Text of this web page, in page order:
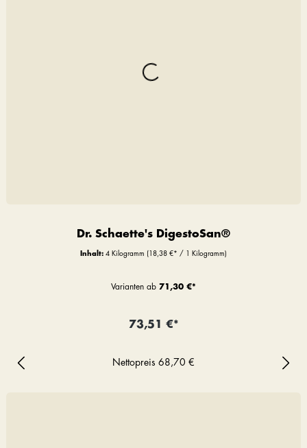
Dr. Schaette's DigestoSan®
Inhalt: 4 Kilogramm (18,38 €* / 1 Kilogramm)
Varianten ab 71,30 €*
73,51 €*
Nettopreis 68,70 €